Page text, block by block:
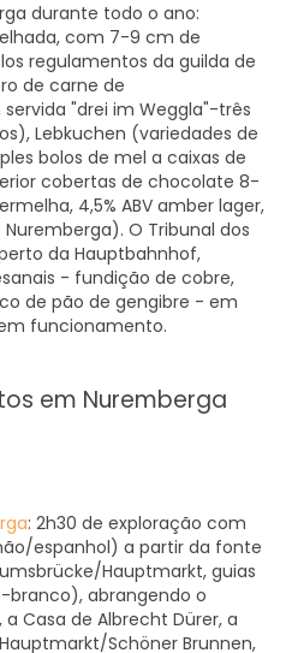
durante todo o ano:
com 7-9 cm de
regulamentos da guilda de
de carne de
"drei im Weggla"-três
Lebkuchen (variedades de
bolos de mel a caixas de
cobertas de chocolate 8-
4,5% ABV amber lager,
O Tribunal dos
da Hauptbahnhof,
- fundição de cobre,
de pão de gengibre - em
funcionamento.
em Nuremberga
: 2h30 de exploração com
espanhol) a partir da fonte
Hauptmarkt, guias
abrangendo o
Casa de Albrecht Dürer, a
Schöner Brunnen,